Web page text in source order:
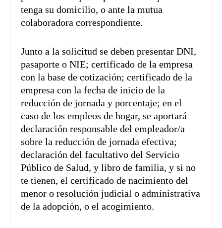
tenga su domicilio, o ante la mutua
colaboradora correspondiente.
Junto a la solicitud se deben presentar DNI,
pasaporte o NIE; certificado de la empresa
con la base de cotización; certificado de la
empresa con la fecha de inicio de la
reducción de jornada y porcentaje; en el
caso de los empleos de hogar, se aportará
declaración responsable del empleador/a
sobre la reducción de jornada efectiva;
declaración del facultativo del Servicio
Público de Salud, y libro de familia, y si no
te tienen, el certificado de nacimiento del
menor o resolución judicial o administrativa
de la adopción, o el acogimiento.